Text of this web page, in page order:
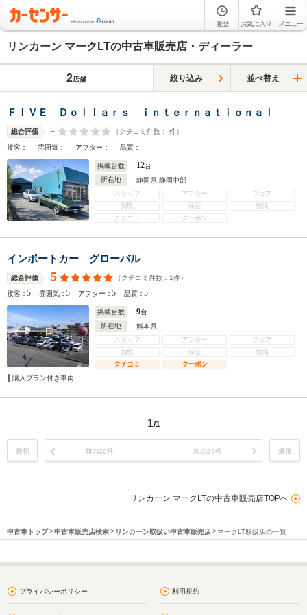
履歴 お気に入り メニュー
リンカーン マークLTの中古車販売店・ディーラー
2店舗 絞り込み 並べ替え
ＦＩＶＥ Ｄｏｌｌａｒｓ ｉｎｔｅｒｎａｔｉｏｎａｌ
総合評価 - （クチコミ件数： -件）
接客：- 雰囲気：- アフター：- 品質：-
掲載台数 12台
所在地
静岡県 静岡中部
スタッフ
アフター
フェア
買取
保証
整備
クチコミ
クーポン
インポートカー グローバル
総合評価 5 （クチコミ件数： 1件）
接客：5 雰囲気：5 アフター：5 品質：5
掲載台数 9台
所在地
熊本県
スタッフ
アフター
フェア
買取
保証
整備
クチコミ
クーポン
購入プラン付き車両
1/1
最初 前の20件 次の20件 最後
リンカーン マークLTの中古車販売店TOPへ
中古車トップ 中古車販売店検索 リンカーン取扱い中古車販売店 マークLT取扱店の一覧
プライバシーポリシー 利用規約